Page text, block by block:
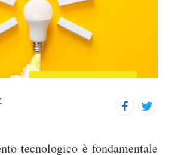
o
p
r
i
tecnologico è fondamentale